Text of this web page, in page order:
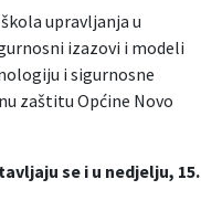
upravljanja u
izazovi i modeli
i sigurnosne
zaštitu Općine Novo
se i u nedjelju, 15.